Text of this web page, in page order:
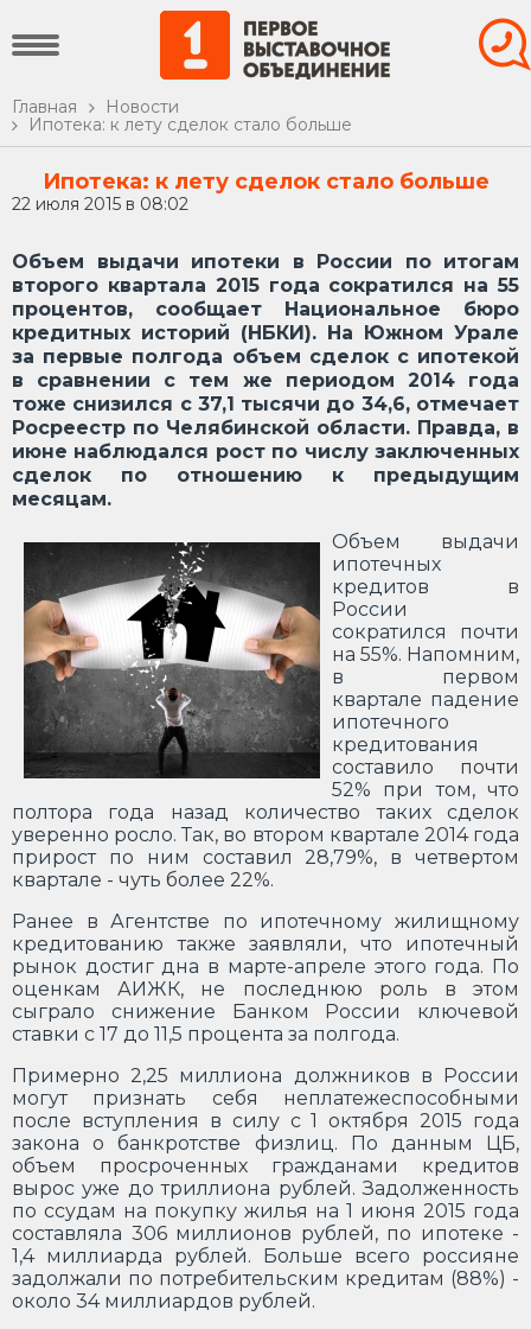
Главная
Новости
Ипотека: к лету сделок стало больше
Ипотека: к лету сделок стало больше
22 июля 2015 в 08:02
Объем выдачи ипотеки в России по итогам
второго квартала 2015 года сократился на 55
процентов, сообщает Национальное бюро
кредитных историй (НБКИ). На Южном Урале
за первые полгода объем сделок с ипотекой
в сравнении с тем же периодом 2014 года
тоже снизился с 37,1 тысячи до 34,6, отмечает
Росреестр по Челябинской области. Правда, в
июне наблюдался рост по числу заключенных
сделок по отношению к предыдущим
месяцам.
Объем выдачи
ипотечных
кредитов в
России
сократился почти
на 55%. Напомним,
в первом
квартале падение
ипотечного
кредитования
составило почти
52% при том, что
полтора года назад количество таких сделок
уверенно росло. Так, во втором квартале 2014 года
прирост по ним составил 28,79%, в четвертом
квартале - чуть более 22%.
Ранее в Агентстве по ипотечному жилищному
кредитованию также заявляли, что ипотечный
рынок достиг дна в марте-апреле этого года. По
оценкам АИЖК, не последнюю роль в этом
сыграло снижение Банком России ключевой
ставки с 17 до 11,5 процента за полгода.
Примерно 2,25 миллиона должников в России
могут признать себя неплатежеспособными
после вступления в силу с 1 октября 2015 года
закона о банкротстве физлиц. По данным ЦБ,
объем просроченных гражданами кредитов
вырос уже до триллиона рублей. Задолженность
по ссудам на покупку жилья на 1 июня 2015 года
составляла 306 миллионов рублей, по ипотеке -
1,4 миллиарда рублей. Больше всего россияне
задолжали по потребительским кредитам (88%) -
около 34 миллиардов рублей.